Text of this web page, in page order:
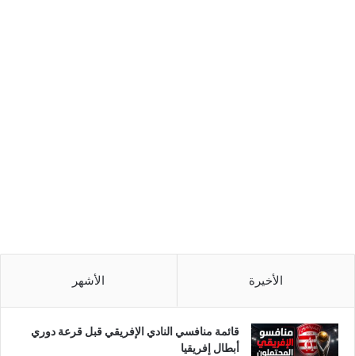
الأخيرة الأشهر
قائمة منافسي النادي الإفريقي قبل قرعة دوري
أبطال إفريقيا